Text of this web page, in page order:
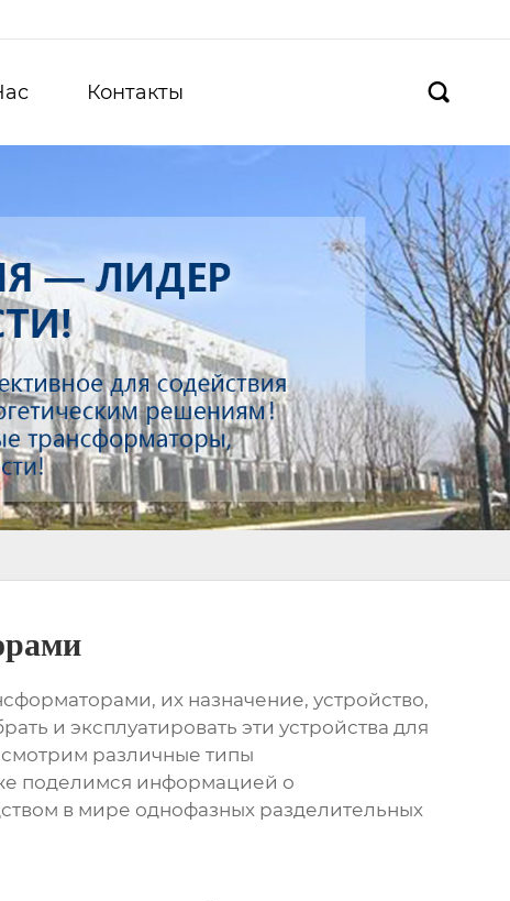
Контакты 
, их назначение, устройство,
и эксплуатировать эти устройства для
различные типы
поделимся информацией о
в мире однофазных разделительных